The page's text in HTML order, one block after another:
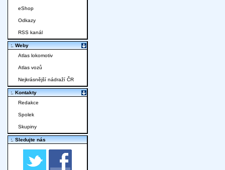
eShop
Odkazy
RSS kanál
:. Weby
Atlas lokomotiv
Atlas vozů
Nejkrásnější nádraží ČR
:. Kontakty
Redakce
Spolek
Skupiny
:. Sledujte nás